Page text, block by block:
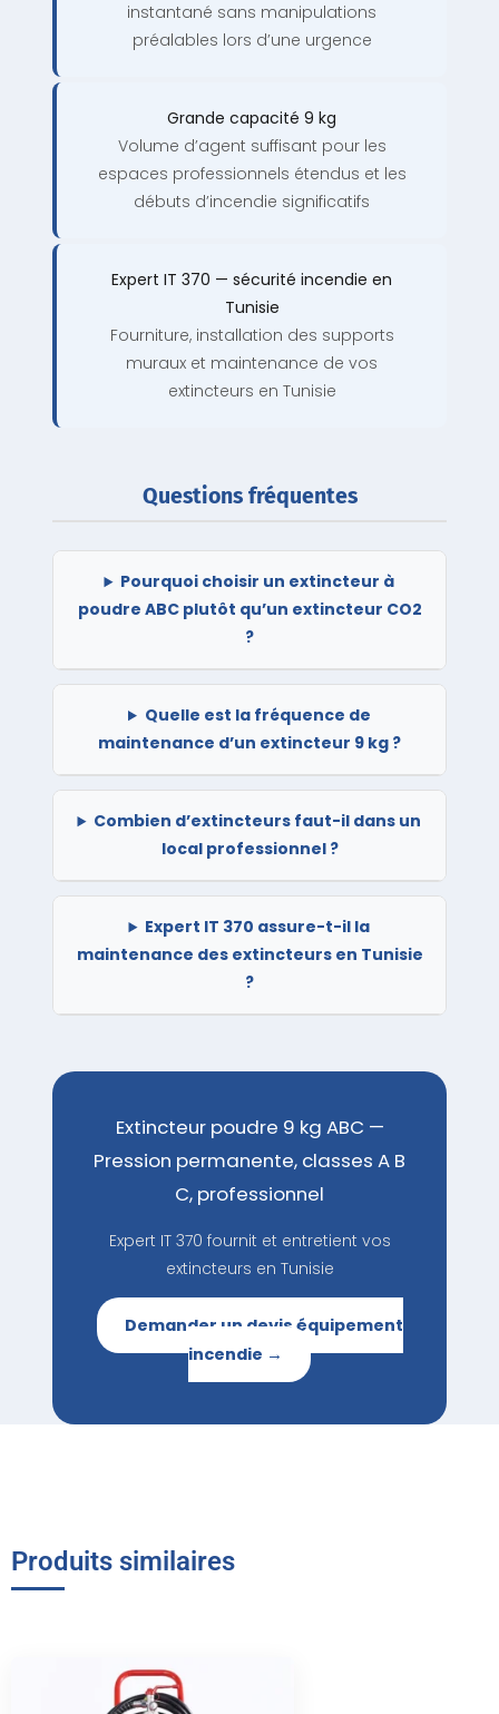
instantané sans manipulations
préalables lors d’une urgence
Grande capacité 9 kg
Volume d’agent suffisant pour les
espaces professionnels étendus et les
débuts d’incendie significatifs
Expert IT 370 — sécurité incendie en
Tunisie
Fourniture, installation des supports
muraux et maintenance de vos
extincteurs en Tunisie
Questions fréquentes
Pourquoi choisir un extincteur à
poudre ABC plutôt qu’un extincteur CO2
?
Quelle est la fréquence de
maintenance d’un extincteur 9 kg ?
Combien d’extincteurs faut-il dans un
local professionnel ?
Expert IT 370 assure-t-il la
maintenance des extincteurs en Tunisie
?
Extincteur poudre 9 kg ABC —
Pression permanente, classes A B
C, professionnel
Expert IT 370 fournit et entretient vos
extincteurs en Tunisie
Demander un devis équipement
incendie →
Produits similaires